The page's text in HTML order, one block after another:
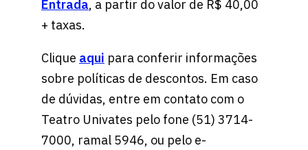
Entrada, a partir do valor de R$ 40,00
+ taxas.
Clique aqui para conferir informações
sobre políticas de descontos. Em caso
de dúvidas, entre em contato com o
Teatro Univates pelo fone (51) 3714-
7000, ramal 5946, ou pelo e-